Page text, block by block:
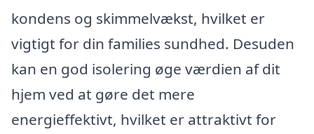
kondens og skimmelvækst, hvilket er
vigtigt for din families sundhed. Desuden
kan en god isolering øge værdien af dit
hjem ved at gøre det mere
energieffektivt, hvilket er attraktivt for